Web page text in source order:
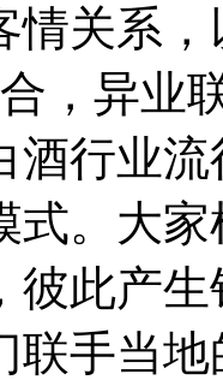
情关系
异业
行业流
式。大
彼此产
联手当